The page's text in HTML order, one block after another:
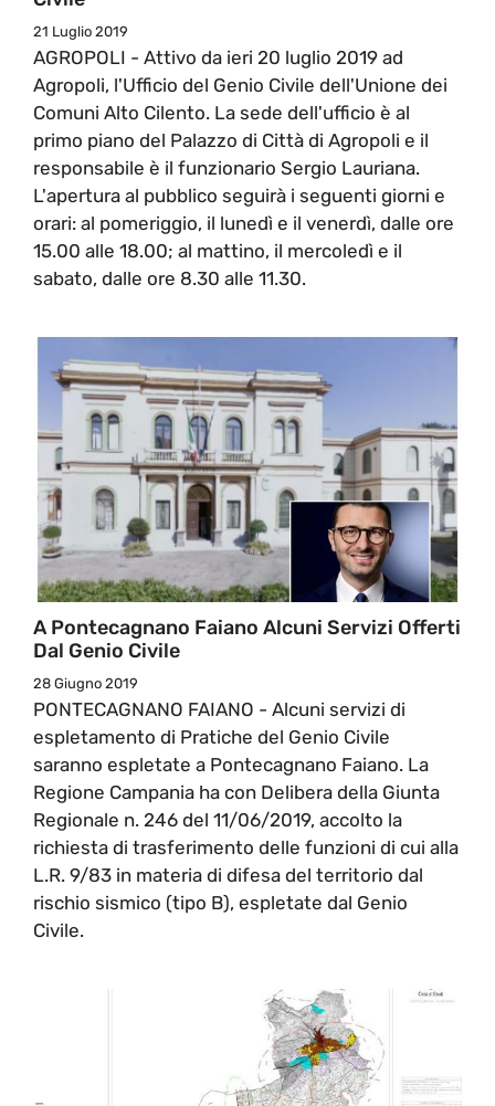
21 Luglio 2019
AGROPOLI - Attivo da ieri 20 luglio 2019 ad
Agropoli, l'Ufficio del Genio Civile dell'Unione dei
Comuni Alto Cilento. La sede dell'ufficio è al
primo piano del Palazzo di Città di Agropoli e il
responsabile è il funzionario Sergio Lauriana.
L'apertura al pubblico seguirà i seguenti giorni e
orari: al pomeriggio, il lunedì e il venerdì, dalle ore
15.00 alle 18.00; al mattino, il mercoledì e il
sabato, dalle ore 8.30 alle 11.30.
A Pontecagnano Faiano Alcuni Servizi Offerti
Dal Genio Civile
28 Giugno 2019
PONTECAGNANO FAIANO - Alcuni servizi di
espletamento di Pratiche del Genio Civile
saranno espletate a Pontecagnano Faiano. La
Regione Campania ha con Delibera della Giunta
Regionale n. 246 del 11/06/2019, accolto la
richiesta di trasferimento delle funzioni di cui alla
L.R. 9/83 in materia di difesa del territorio dal
rischio sismico (tipo B), espletate dal Genio
Civile.